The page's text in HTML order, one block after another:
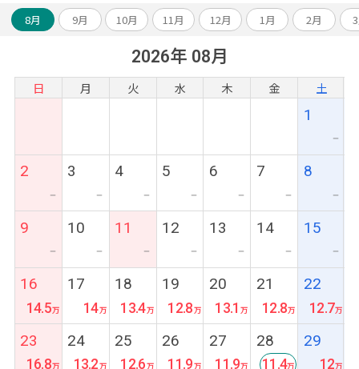
8月 9月 10月 11月 12月 1月 2月
2026年 08月
日 月 火 水 木 金 土
1
ー
2
ー
3
ー
4
ー
5
ー
6
ー
7
ー
8
ー
9
ー
10
ー
11
ー
12
ー
13
ー
14
ー
15
ー
16
14.5
17
14
18
13.4
19
12.8
20
13.1
21
12.8
22
12.7
23
16.8
24
13.2
25
12.6
26
11.9
27
11.9
28
11.4
29
12